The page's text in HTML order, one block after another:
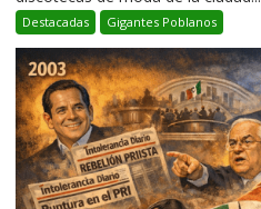
Destacadas Gigantes Poblanos